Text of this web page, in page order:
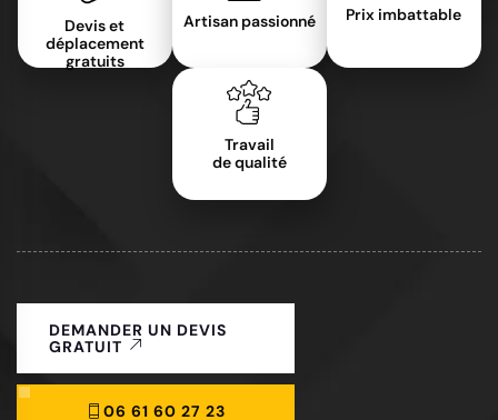
Devis et
déplacement
gratuits
Artisan passionné Prix imbattable
Travail
de qualité
DEMANDER UN DEVIS
GRATUIT
06 61 60 27 23